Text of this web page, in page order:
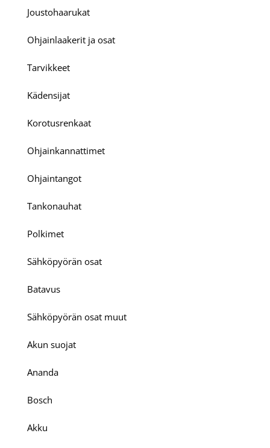
Joustohaarukat
Ohjainlaakerit ja osat
Tarvikkeet
Kädensijat
Korotusrenkaat
Ohjainkannattimet
Ohjaintangot
Tankonauhat
Polkimet
Sähköpyörän osat
Batavus
Sähköpyörän osat muut
Akun suojat
Ananda
Bosch
Akku